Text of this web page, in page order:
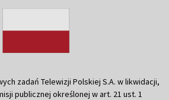
zadań Telewizji Polskiej S.A. w likwidacji,
publicznej określonej w art. 21 ust. 1